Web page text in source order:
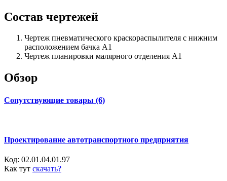
Состав чертежей
Чертеж пневматического краскораспылителя с нижним
расположением бачка А1
Чертеж планировки малярного отделения А1
Обзор
Сопутствующие товары (6)
Проектирование автотранспортного предприятия
Код: 02.01.04.01.97
Как тут скачать?